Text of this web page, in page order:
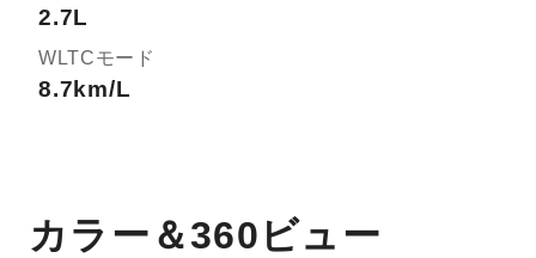
2.7L
WLTCモード
8.7km/L
カラー＆360ビュー